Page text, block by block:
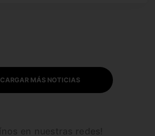
CARGAR MÁS NOTICIAS